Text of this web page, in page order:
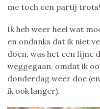
me toch een partij trots!
Ik heb weer heel wat
en ondanks dat ik niet
doen, was het een fijne
weggegaan, omdat ik
donderdag weer doe
ik ook langer).